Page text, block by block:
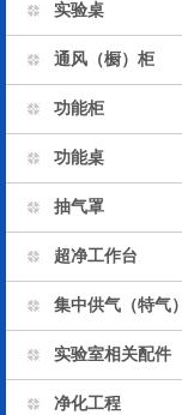
实验桌
通风（橱）柜
功能柜
功能桌
抽气罩
超净工作台
集中供气（特气
实验室相关配件
净化工程